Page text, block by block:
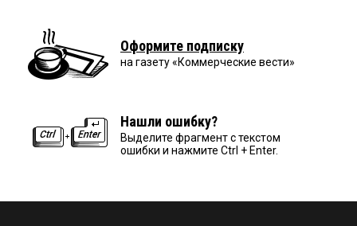
Оформите подписку
на газету «Коммерческие вести»
Нашли ошибку?
Выделите фрагмент с текстом
ошибки и нажмите Ctrl + Enter.